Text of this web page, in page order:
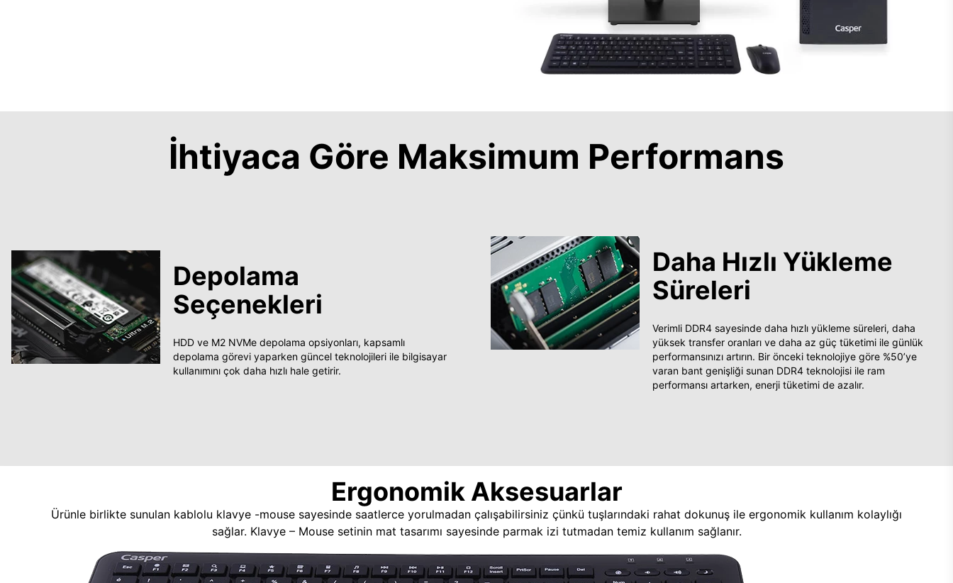
İhtiyaca Göre Maksimum Performans
Depolama
Seçenekleri
HDD ve M2 NVMe depolama opsiyonları, kapsamlı
depolama görevi yaparken güncel teknolojileri ile bilgisayar
kullanımını çok daha hızlı hale getirir.
Daha Hızlı Yükleme
Süreleri
Verimli DDR4 sayesinde daha hızlı yükleme süreleri, daha
yüksek transfer oranları ve daha az güç tüketimi ile günlük
performansınızı artırın. Bir önceki teknolojiye göre %50’ye
varan bant genişliği sunan DDR4 teknolojisi ile ram
performansı artarken, enerji tüketimi de azalır.
Ergonomik Aksesuarlar
Ürünle birlikte sunulan kablolu klavye -mouse sayesinde saatlerce yorulmadan çalışabilirsiniz çünkü tuşlarındaki rahat dokunuş ile ergonomik kullanım kolaylığı
sağlar. Klavye – Mouse setinin mat tasarımı sayesinde parmak izi tutmadan temiz kullanım sağlanır.